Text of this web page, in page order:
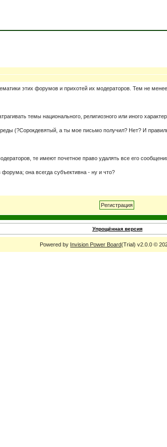
этих форумов и прихотей их модераторов. Тем не
темы национального, религиозного или иного
(?Сорокдевятый, а ты мое письмо получил? Нет? И
те имеют почетное право удалять все его
она всегда субъективна - ну и что?
Упрощённая версия
Powered by Invision Power Board(Trial) v2.0.0 ©